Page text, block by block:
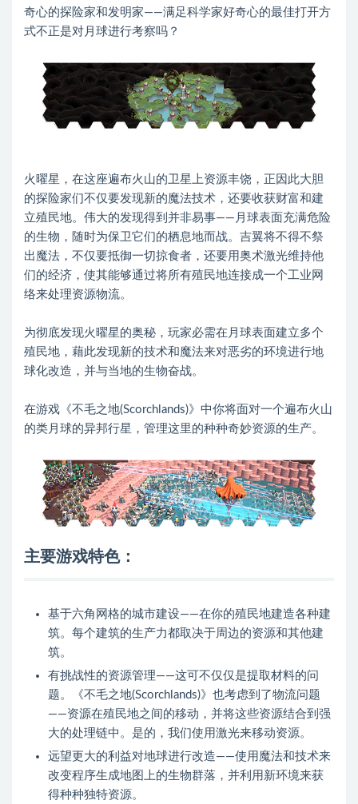
奇心的探险家和发明家——满足科学家好奇心的最佳打开方
式不正是对月球进行考察吗？
火曜星，在这座遍布火山的卫星上资源丰饶，正因此大胆
的探险家们不仅要发现新的魔法技术，还要收获财富和建
立殖民地。伟大的发现得到并非易事——月球表面充满危险
的生物，随时为保卫它们的栖息地而战。吉翼将不得不祭
出魔法，不仅要抵御一切掠食者，还要用奥术激光维持他
们的经济，使其能够通过将所有殖民地连接成一个工业网
络来处理资源物流。
为彻底发现火曜星的奥秘，玩家必需在月球表面建立多个
殖民地，藉此发现新的技术和魔法来对恶劣的环境进行地
球化改造，并与当地的生物奋战。
在游戏《不毛之地(Scorchlands)》中你将面对一个遍布火山
的类月球的异邦行星，管理这里的种种奇妙资源的生产。
主要游戏特色：
基于六角网格的城市建设——在你的殖民地建造各种建
筑。每个建筑的生产力都取决于周边的资源和其他建
筑。
有挑战性的资源管理——这可不仅仅是提取材料的问
题。《不毛之地(Scorchlands)》也考虑到了物流问题
——资源在殖民地之间的移动，并将这些资源结合到强
大的处理链中。是的，我们使用激光来移动资源。
远望更大的利益对地球进行改造——使用魔法和技术来
改变程序生成地图上的生物群落，并利用新环境来获
得种种独特资源。